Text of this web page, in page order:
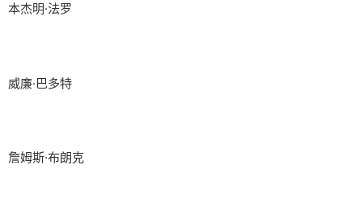
本杰明·法罗
威廉·巴多特
詹姆斯·布朗克